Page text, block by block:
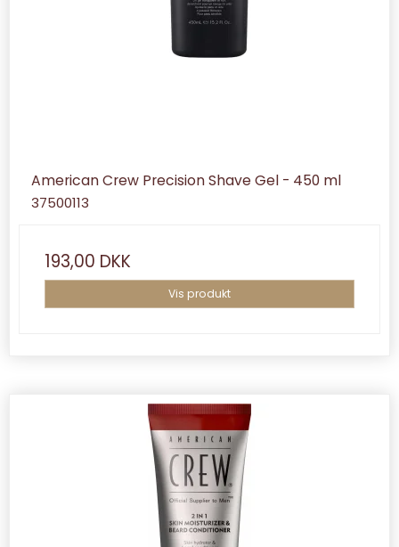
American Crew Precision Shave Gel - 450 ml
37500113
193,00 DKK
Vis produkt